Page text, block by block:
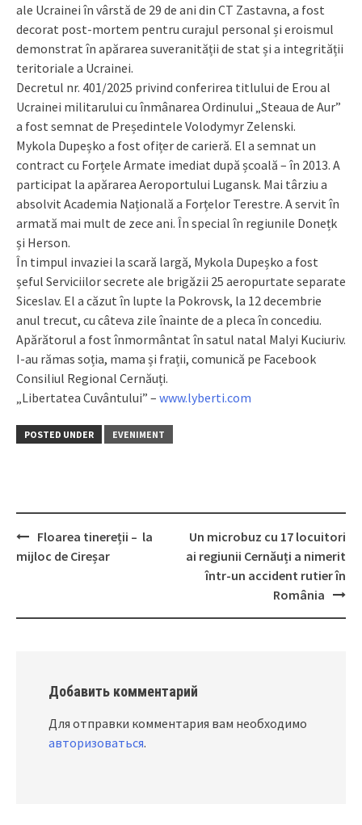
ale Ucrainei în vârstă de 29 de ani din CT Zastavna, a fost
decorat post-mortem pentru curajul personal și eroismul
demonstrat în apărarea suveranității de stat și a integrității
teritoriale a Ucrainei.
Decretul nr. 401/2025 privind conferirea titlului de Erou al
Ucrainei militarului cu înmânarea Ordinului „Steaua de Aur”
a fost semnat de Președintele Volodymyr Zelenski.
Mykola Dupeșko a fost ofițer de carieră. El a semnat un
contract cu Forțele Armate imediat după școală – în 2013. A
participat la apărarea Aeroportului Lugansk. Mai târziu a
absolvit Academia Națională a Forțelor Terestre. A servit în
armată mai mult de zece ani. În special în regiunile Donețk
și Herson.
În timpul invaziei la scară largă, Mykola Dupeșko a fost
șeful Serviciilor secrete ale brigăzii 25 aeropurtate separate
Siceslav. El a căzut în lupte la Pokrovsk, la 12 decembrie
anul trecut, cu câteva zile înainte de a pleca în concediu.
Apărătorul a fost înmormântat în satul natal Malyi Kuciuriv.
I-au rămas soția, mama și frații, comunică pe Facebook
Consiliul Regional Cernăuți.
„Libertatea Cuvântului” – www.lyberti.com
POSTED UNDER EVENIMENT
Post
Floarea tinereții – la
mijloc de Cireșar
Un microbuz cu 17 locuitori
ai regiunii Cernăuți a nimerit
într-un accident rutier în
România
Добавить комментарий
Для отправки комментария вам необходимо
авторизоваться.